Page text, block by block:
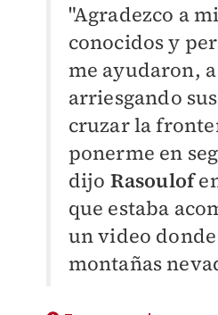
"Agradezco a
conocidos y
me ayudaron,
arriesgando
cruzar la
ponerme en
dijo Rasoulof
que estaba
un video
montañas